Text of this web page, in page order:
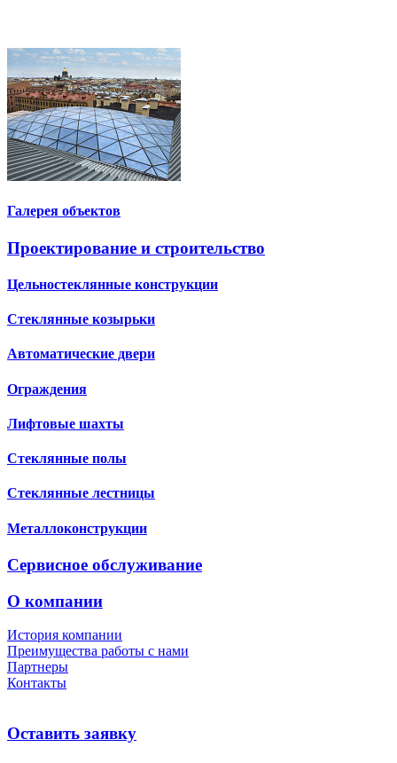
Галерея объектов
Проектирование и строительство
Цельностеклянные конструкции
Стеклянные козырьки
Автоматические двери
Ограждения
Лифтовые шахты
Стеклянные полы
Стеклянные лестницы
Металлоконструкции
Сервисное обслуживание
О компании
История компании
Преимущества работы с нами
Партнеры
Контакты
Оставить заявку